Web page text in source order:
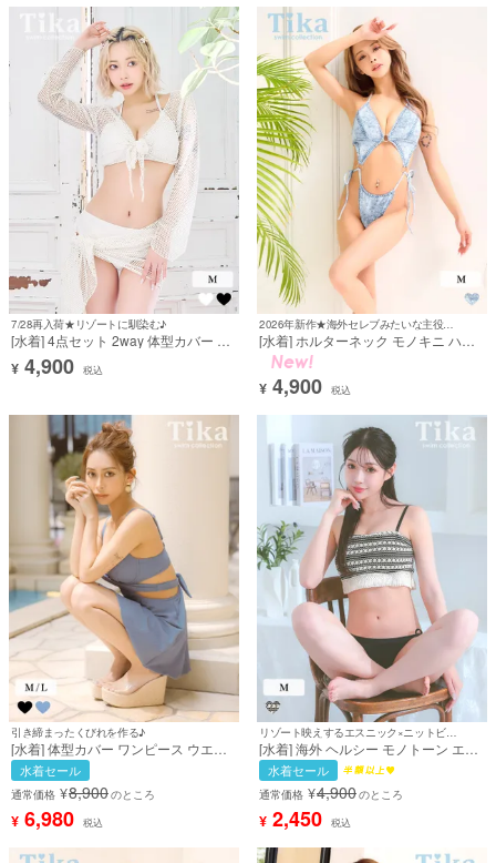
7/28再入荷★リゾートに馴染む♪
[水着] 4点セット 2way 体型カバー 三
角ビキニ ホルターネック ショート丈
袖あり ヘルシー パレオ付き 白 ホワイ
¥ 4,900 税込
2026年新作★海外セレブみたいな主役級水着♡
[水着] ホルターネック モノキニ ハイ
レグ ブラジリアン オールインワン ワ
ンピース 海外 紐ビキニ セクシー ギャ
ル デニム 水色 (KATOMIKA着用) [tk-
sw968r]
¥ 4,900 税込
引き締まったくびれを作る♪
[水着] 体型カバー ワンピース ウエス
トカット バックリボン バストクロス
シンプル セクシー ビキニ Lサイズあ
り 大きいサイズ ダスティブルー (あ
いみ着用) [tk-swsq20073a]
水着セール
通常価格 ¥8,900のところ
¥ 6,980 税込
リゾート映えするエスニック×ニットビキニ♪
[水着] 海外 ヘルシー モノトーン エス
ニック ニット ビスチェ 黒 ブラック
ギャル ビキニ (雨宮由乙花着用) [tk-
sw783]
水着セール
通常価格 ¥4,900のところ
¥ 2,450 税込